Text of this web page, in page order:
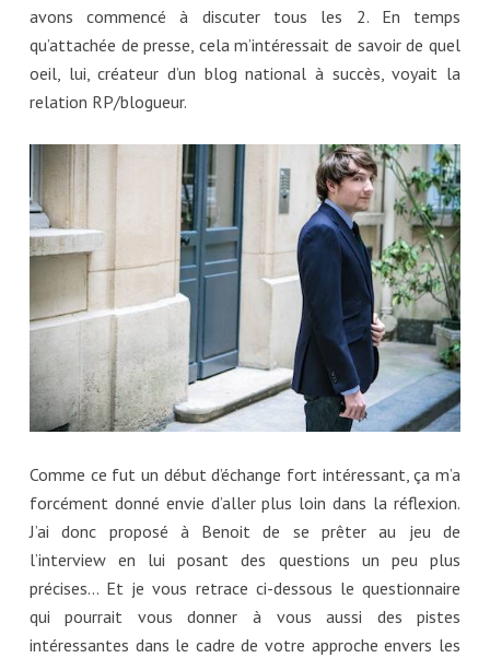
avons commencé à discuter tous les 2. En temps
qu’attachée de presse, cela m’intéressait de savoir de quel
oeil, lui, créateur d’un blog national à succès, voyait la
relation RP/blogueur.
Comme ce fut un début d’échange fort intéressant, ça m’a
forcément donné envie d’aller plus loin dans la réflexion.
J’ai donc proposé à Benoit de se prêter au jeu de
l’interview en lui posant des questions un peu plus
précises… Et je vous retrace ci-dessous le questionnaire
qui pourrait vous donner à vous aussi des pistes
intéressantes dans le cadre de votre approche envers les